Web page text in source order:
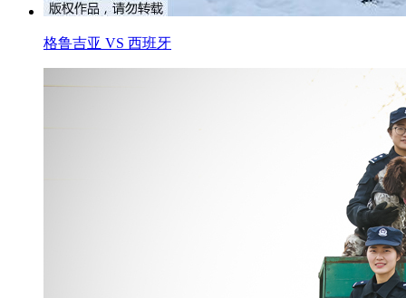
格鲁吉亚 VS 西班牙